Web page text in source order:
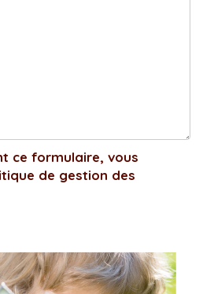
ce formulaire, vous
de gestion des